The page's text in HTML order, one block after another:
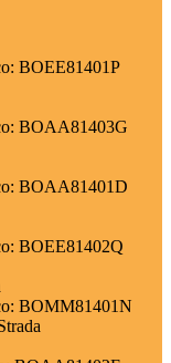
BOEE81401P
BOAA81403G
BOAA81401D
BOEE81402Q
BOMM81401N